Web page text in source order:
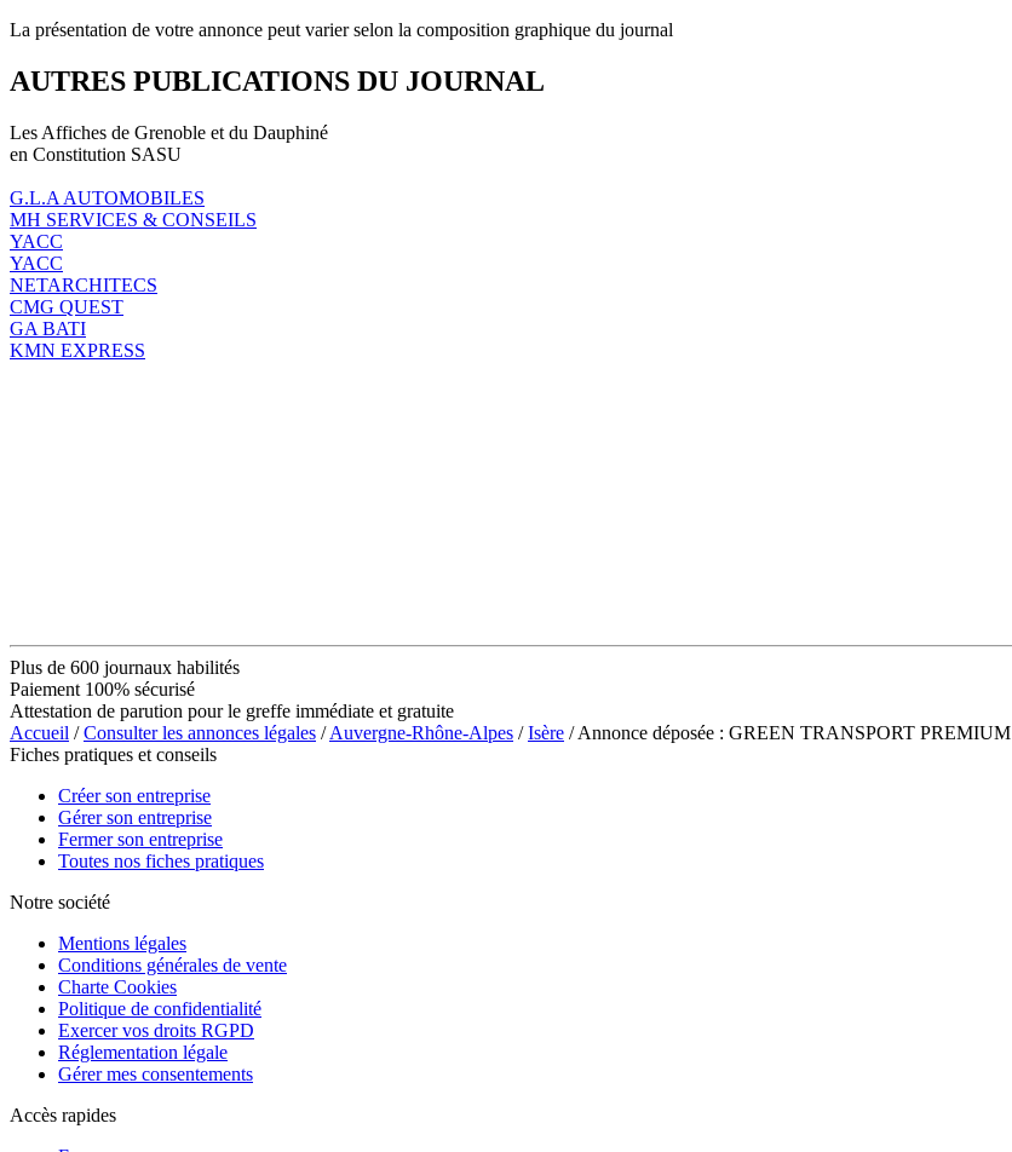
La présentation de votre annonce peut varier selon la composition graphique du journal
AUTRES PUBLICATIONS DU JOURNAL
Les Affiches de Grenoble et du Dauphiné
en Constitution SASU
G.L.A AUTOMOBILES
MH SERVICES & CONSEILS
YACC
YACC
NETARCHITECS
CMG QUEST
GA BATI
KMN EXPRESS
Plus de 600 journaux habilités
Paiement 100% sécurisé
Attestation de parution pour le greffe immédiate et gratuite
Accueil /Consulter les annonces légales /Auvergne-Rhône-Alpes /Isère / Annonce déposée : GREEN TRANSPORT PREMIUM
Fiches pratiques et conseils
Créer son entreprise
Gérer son entreprise
Fermer son entreprise
Toutes nos fiches pratiques
Notre société
Mentions légales
Conditions générales de vente
Charte Cookies
Politique de confidentialité
Exercer vos droits RGPD
Réglementation légale
Gérer mes consentements
Accès rapides